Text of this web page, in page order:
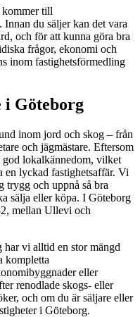
kommer till
du säljer kan det vara
och för att kunna göra bra
frågor, ekonomi och
inom fastighetsförmedling
i Göteborg
inom jord och skog – från
och jägmästare. Eftersom
lokalkännedom, vilket
en lyckad fastighetsaffär. Vi
trygg och uppnå så bra
sälja eller köpa. I Göteborg
mellan Ullevi och
har vi alltid en stor mängd
kompletta
eller
renodlade skogs- eller
och om du är säljare eller
i Göteborg.